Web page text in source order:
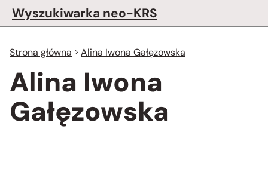
Wyszukiwarka neo-KRS
Strona główna Alina Iwona Gałęzowska
Alina Iwona
Gałęzowska